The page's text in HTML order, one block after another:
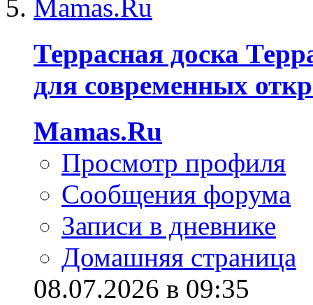
Террасная доска
для современных
Mamas.Ru
Просмотр профиля
Сообщения форума
Записи в дневнике
Домашняя страница
08.07.2026 в 09:35